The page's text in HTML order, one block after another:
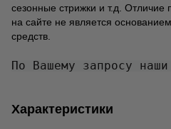
сезонные стрижки и т.д. Отличие
на сайте не является
средств.
По Вашему запросу
Характеристики